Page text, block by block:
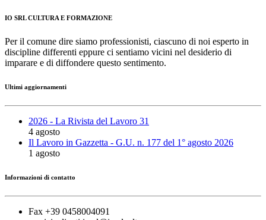
IO SRL CULTURA E FORMAZIONE
Per il comune dire siamo professionisti, ciascuno di noi esperto in
discipline differenti eppure ci sentiamo vicini nel desiderio di
imparare e di diffondere questo sentimento.
Ultimi aggiornamenti
2026 - La Rivista del Lavoro 31
4 agosto
Il Lavoro in Gazzetta - G.U. n. 177 del 1° agosto 2026
1 agosto
Informazioni di contatto
Fax +39 0458004091